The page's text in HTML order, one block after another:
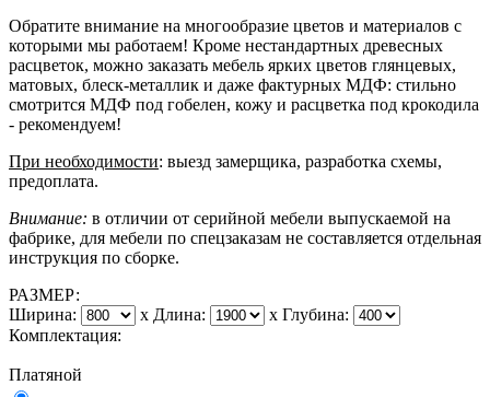
Обратите внимание на многообразие цветов и материалов с
которыми мы работаем! Кроме нестандартных древесных
расцветок, можно заказать мебель ярких цветов глянцевых,
матовых, блеск-металлик и даже фактурных МДФ: стильно
смотрится МДФ под гобелен, кожу и расцветка под крокодила
- рекомендуем!
При необходимости: выезд замерщика, разработка схемы,
предоплата.
Внимание: в отличии от серийной мебели выпускаемой на
фабрике, для мебели по спецзаказам не составляется отдельная
инструкция по сборке.
РАЗМЕР:
Ширина:
x Длина: x Глубина:
Комплектация:
Платяной